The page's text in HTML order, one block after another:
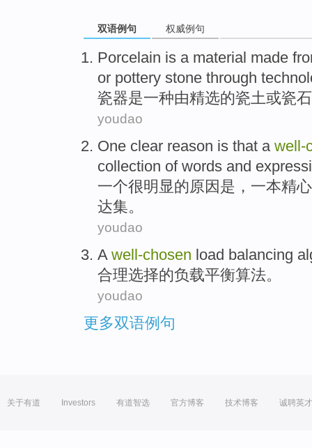
双语例句 权威例句
Porcelain is amaterial made
or pottery stone through
瓷器是一种由精选的瓷土或瓷石
youdao
One clear reason is that a well-
collection of words and
一个很明显的原因 是 ， 一本精心
达集。
youdao
A well-chosen load balancing
合理选择的负载平衡算法。
youdao
更多双语例句
关于有道 Investors 有道智选 官方博客 技术博客 诚聘英才